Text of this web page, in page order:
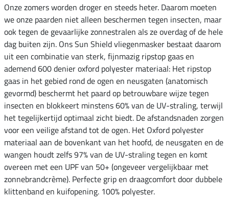
Onze zomers worden droger en steeds heter. Daarom moeten
we onze paarden niet alleen beschermen tegen insecten, maar
ook tegen de gevaarlijke zonnestralen als ze overdag of de hele
dag buiten zijn. Ons Sun Shield vliegenmasker bestaat daarom
uit een combinatie van sterk, fijnmazig ripstop gaas en
ademend 600 denier oxford polyester materiaal: Het ripstop
gaas in het gebied rond de ogen en neusgaten (anatomisch
gevormd) beschermt het paard op betrouwbare wijze tegen
insecten en blokkeert minstens 60% van de UV-straling, terwijl
het tegelijkertijd optimaal zicht biedt. De afstandsnaden zorgen
voor een veilige afstand tot de ogen. Het Oxford polyester
materiaal aan de bovenkant van het hoofd, de neusgaten en de
wangen houdt zelfs 97% van de UV-straling tegen en komt
overeen met een UPF van 50+ (ongeveer vergelijkbaar met
zonnebrandcrème). Perfecte grip en draagcomfort door dubbele
klittenband en kuifopening. 100% polyester.